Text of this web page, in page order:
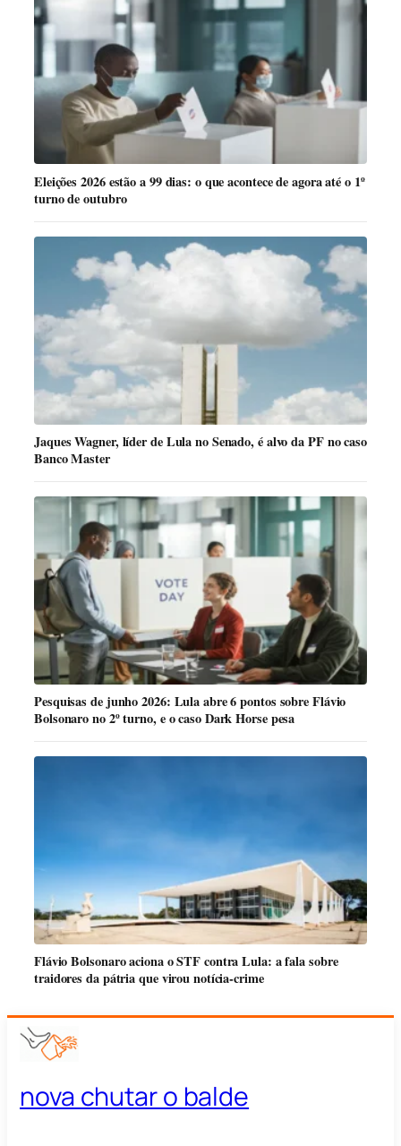
Eleições 2026 estão a 99 dias: o que acontece de agora até o 1º
turno de outubro
Jaques Wagner, líder de Lula no Senado, é alvo da PF no caso
Banco Master
Pesquisas de junho 2026: Lula abre 6 pontos sobre Flávio
Bolsonaro no 2º turno, e o caso Dark Horse pesa
Flávio Bolsonaro aciona o STF contra Lula: a fala sobre
traidores da pátria que virou notícia-crime
nova chutar o balde